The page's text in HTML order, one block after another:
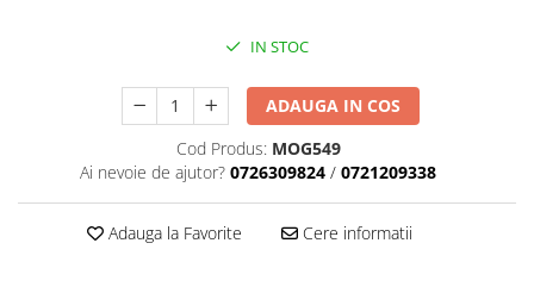
Accesorii articole de bucatarie
Mobilier gradina
Depozitare gradina
Gratare si accesorii
IN STOC
ADAUGA IN COS
Cod Produs: MOG549
Ai nevoie de ajutor? 0726309824 / 0721209338
Adauga la Favorite Cere informatii